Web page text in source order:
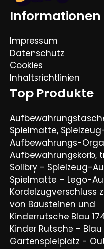
Informationen
Impressum
Datenschutz
Cookies
Inhaltsrichtlinien
Top Produkte
Spielmatte,
Aufbewahrungs-
Aufbewahrungskorb,
Sollbry - Spielzeug-
Spielmatte – Lego-
Kordelzugverschluss
von Bausteinen und
Kinderrutsche Blau
Kinder Rutsche -
Gartenspielplatz -